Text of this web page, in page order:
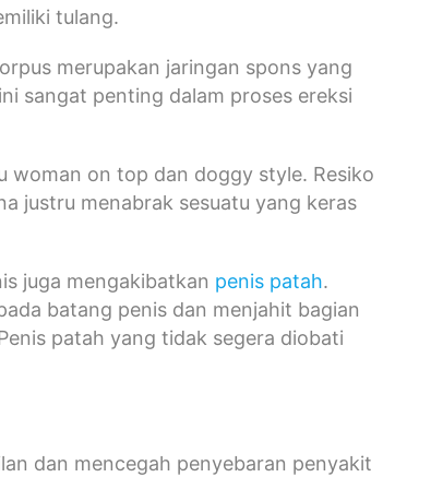
tulang.
merupakan jaringan spons yang
sangat penting dalam proses ereksi
woman on top dan doggy style. Resiko
justru menabrak sesuatu yang keras
juga mengakibatkan penis patah.
batang penis dan menjahit bagian
patah yang tidak segera diobati
dan mencegah penyebaran penyakit